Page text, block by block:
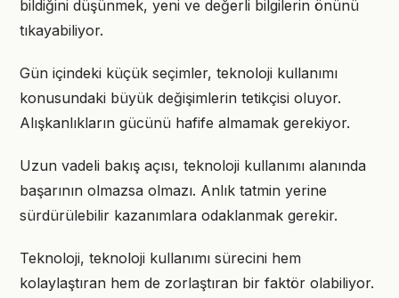
bildiğini düşünmek, yeni ve değerli bilgilerin önünü
tıkayabiliyor.
Gün içindeki küçük seçimler, teknoloji kullanımı
konusundaki büyük değişimlerin tetikçisi oluyor.
Alışkanlıkların gücünü hafife almamak gerekiyor.
Uzun vadeli bakış açısı, teknoloji kullanımı alanında
başarının olmazsa olmazı. Anlık tatmin yerine
sürdürülebilir kazanımlara odaklanmak gerekir.
Teknoloji, teknoloji kullanımı sürecini hem
kolaylaştıran hem de zorlaştıran bir faktör olabiliyor.